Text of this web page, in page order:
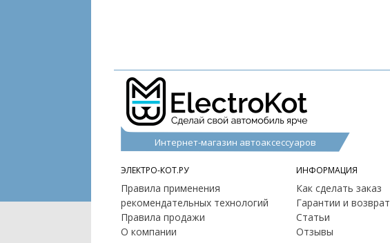
Интернет-магазин автоаксессуаров
ЭЛЕКТРО-КОТ.РУ
Правила применения
рекомендательных технологий
Правила продажи
О компании
ИНФОРМАЦИЯ
Как сделать заказ
Гарантии и возврат
Статьи
Отзывы